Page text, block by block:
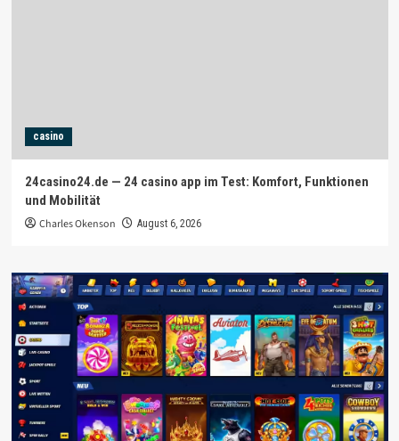
casino
24casino24.de — 24 casino app im Test: Komfort, Funktionen
und Mobilität
Charles Okenson August 6, 2026